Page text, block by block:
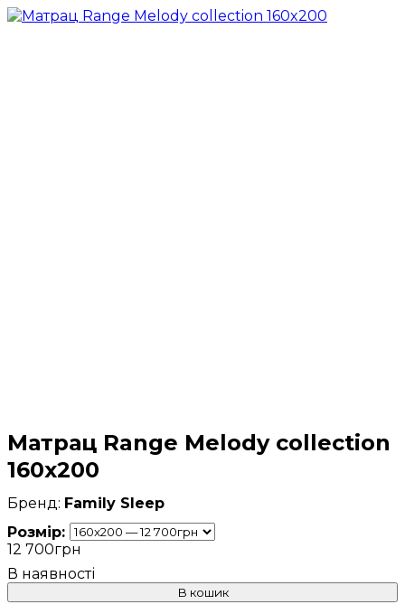
Матрац Range Melody collection
160x200
Family Sleep
Розмір:
12 700грн
В кошик